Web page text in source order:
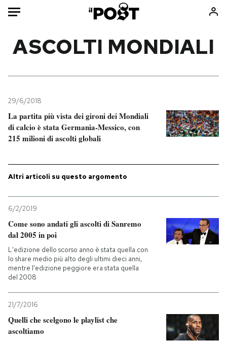
Mondo
Politica
Tecnologia
Internet
Cultura
Consumismi
Storie/Idee
PODCAST
NEWSLETTER
I MIEI PREFERITI
ASCOLTI MONDIALI
29/6/2018
La partita più vista dei gironi dei Mondiali
di calcio è stata Germania-Messico, con
215 milioni di ascolti globali
Altri articoli su questo argomento
6/2/2019
Come sono andati gli ascolti di Sanremo
dal 2005 in poi
L'edizione dello scorso anno è stata quella con
lo share medio più alto degli ultimi dieci anni,
mentre l'edizione peggiore era stata quella
del 2008
21/7/2016
Quelli che scelgono le playlist che
ascoltiamo